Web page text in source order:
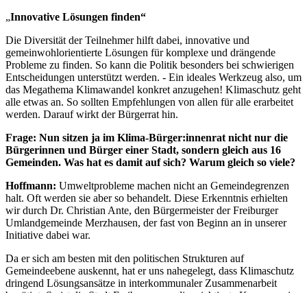
„Innovative Lösungen finden“
Die Diversität der Teilnehmer hilft dabei, innovative und
gemeinwohlorientierte Lösungen für komplexe und drängende
Probleme zu finden. So kann die Politik besonders bei schwierigen
Entscheidungen unterstützt werden. - Ein ideales Werkzeug also, um
das Megathema Klimawandel konkret anzugehen! Klimaschutz geht
alle etwas an. So sollten Empfehlungen von allen für alle erarbeitet
werden. Darauf wirkt der Bürgerrat hin.
Frage: Nun sitzen ja im Klima-Bürger:innenrat nicht nur die
Bürgerinnen und Bürger einer Stadt, sondern gleich aus 16
Gemeinden. Was hat es damit auf sich? Warum gleich so viele?
Hoffmann: Umweltprobleme machen nicht an Gemeindegrenzen
halt. Oft werden sie aber so behandelt. Diese Erkenntnis erhielten
wir durch Dr. Christian Ante, den Bürgermeister der Freiburger
Umlandgemeinde Merzhausen, der fast von Beginn an in unserer
Initiative dabei war.
Da er sich am besten mit den politischen Strukturen auf
Gemeindeebene auskennt, hat er uns nahegelegt, dass Klimaschutz
dringend Lösungsansätze in interkommunaler Zusammenarbeit